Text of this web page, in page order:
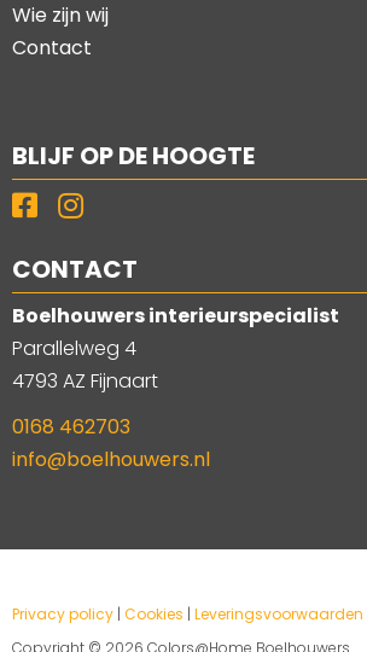
Wie zijn wij
Contact
BLIJF OP DE HOOGTE
CONTACT
Boelhouwers interieurspecialist
Parallelweg 4
4793 AZ Fijnaart
0168 462703
info@boelhouwers.nl
Privacy policy | Cookies | Leveringsvoorwaarden
Copyright © 2026 Colors@Home Boelhouwers.